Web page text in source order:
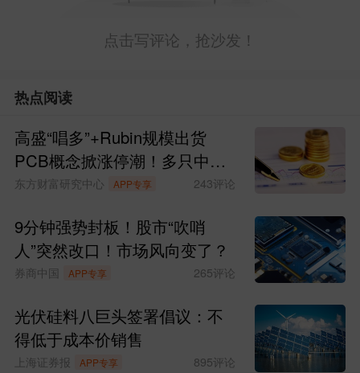
点击写评论，抢沙发！
热点阅读
高盛“唱多”+Rubin规模出货
PCB概念掀涨停潮！多只中报
预增股获资金青睐(名单)
东方财富研究中心 APP专享 243评论
9分钟强势封板！股市“吹哨
人”突然改口！市场风向变了？
券商中国 APP专享 265评论
光伏硅料八巨头签署倡议：不
得低于成本价销售
上海证券报 APP专享 895评论